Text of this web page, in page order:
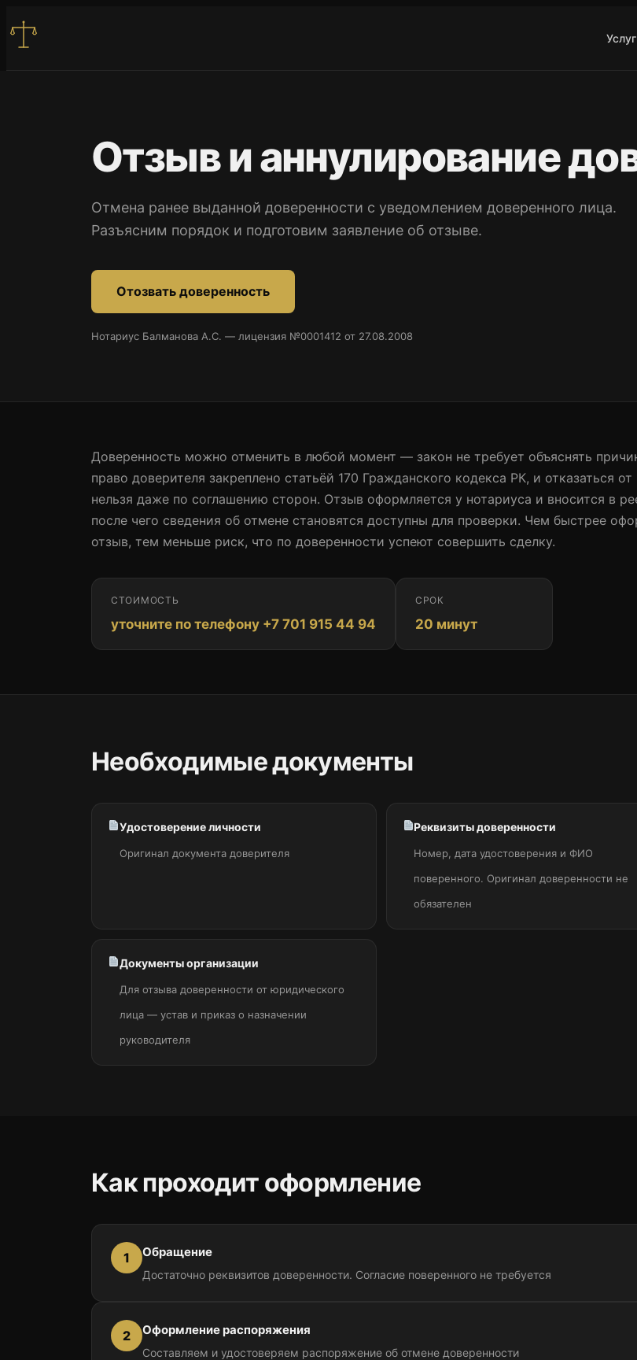
Перейти
Услуги
Цены
Записаться
+7 701 915 44 94
Записаться к нотариусу
Отзыв и аннулирование
Отмена ранее выданной доверенности с уведомлением доверенного лица.
Разъясним порядок и подготовим заявление об отзыве.
Отозвать доверенность
Нотариус Балманова А.С. — лицензия №0001412 от 27.08.2008
Доверенность можно отменить в любой момент — закон не требует объяснять
право доверителя закреплено статьёй 170 Гражданского кодекса РК, и отказаться от
нельзя даже по соглашению сторон. Отзыв оформляется у нотариуса и вносится в
после чего сведения об отмене становятся доступны для проверки. Чем быстрее
отзыв, тем меньше риск, что по доверенности успеют совершить сделку.
СТОИМОСТЬ
уточните по телефону +7 701 915 44 94
СРОК
20 минут
Необходимые документы
Удостоверение личности
Оригинал документа доверителя
Реквизиты доверенности
Номер, дата удостоверения и ФИО
поверенного. Оригинал доверенности не
обязателен
Документы организации
Для отзыва доверенности от юридического
лица — устав и приказ о назначении
руководителя
Как проходит оформление
1 Обращение
Достаточно реквизитов доверенности. Согласие поверенного не требуется
2 Оформление распоряжения
Составляем и удостоверяем распоряжение об отмене доверенности